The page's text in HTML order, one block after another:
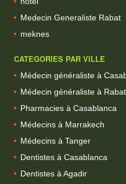
Medecin Generaliste Rabat
meknes
CATEGORIES PAR VILLE
Médecin généraliste à
Médecin généraliste à Rabat
Pharmacies à Casablanca
Médecins à Marrakech
Médecins à Tanger
Dentistes à Casablanca
Dentistes à Agadir